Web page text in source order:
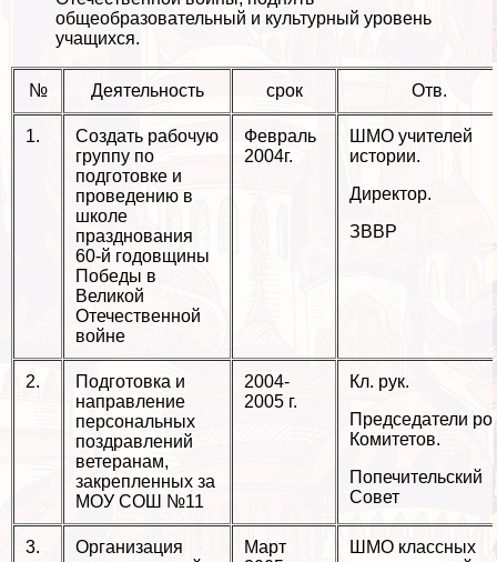
общеобразовательный и культурный уровень
учащихся.
№ Деятельность срок Отв.
1.
Создать рабочую
группу по
подготовке и
проведению в
школе
празднования
60-й годовщины
Победы в
Великой
Отечественной
войне
Февраль
2004г.
ШМО учителей
истории.
Директор.
ЗВВР
2.
Подготовка и
направление
персональных
поздравлений
ветеранам,
закрепленных за
МОУ СОШ №11
2004-
2005 г.
Кл. рук.
Председатели
Комитетов.
Попечительский
Совет
3.
Организация
Март
ШМО классных